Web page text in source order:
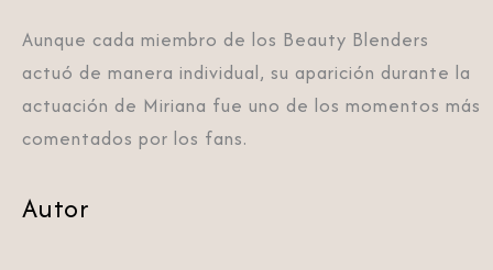
Aunque cada miembro de los Beauty Blenders
actuó de manera individual, su aparición durante la
actuación de Miriana fue uno de los momentos más
comentados por los fans.
Autor